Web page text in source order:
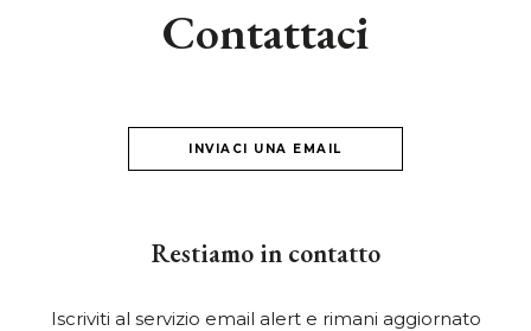
Contattaci
INVIACI UNA EMAIL
Restiamo in contatto
Iscriviti al servizio email alert e rimani aggiornato